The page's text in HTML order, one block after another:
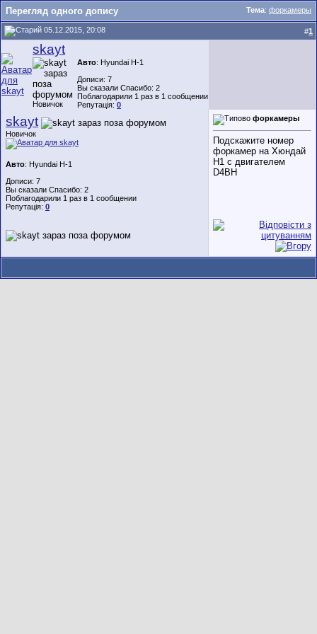
Тема: форкамеры
Перегляд одного допису
05.12.2015, 20:08 #1
skayt
Новичок
Авто: Hyundai H-1
Дописи: 7
Вы сказали Спасибо: 2
Поблагодарили 1 раз в 1 сообщении
Репутація: 0
skayt
Новичок
Авто: Hyundai H-1
Дописи: 7
Вы сказали Спасибо: 2
Поблагодарили 1 раз в 1 сообщении
Репутація: 0
форкамеры
Подскажите номер
форкамер на Хюндай
Н1 с двигателем
D4BH